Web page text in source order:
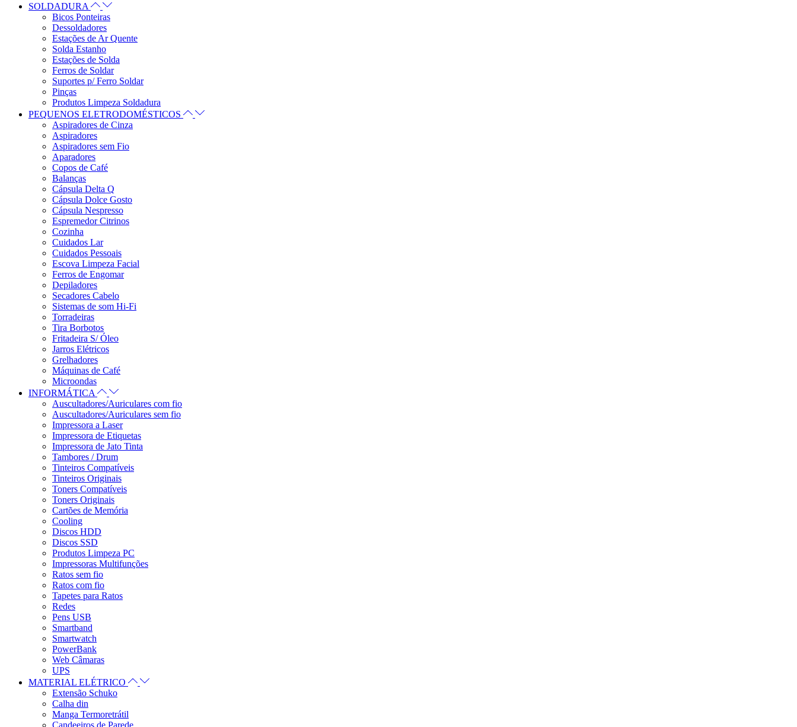
SOLDADURA
Bicos Ponteiras
Dessoldadores
Estações de Ar Quente
Solda Estanho
Estações de Solda
Ferros de Soldar
Suportes p/ Ferro Soldar
Pinças
Produtos Limpeza Soldadura
PEQUENOS ELETRODOMÉSTICOS
Aspiradores de Cinza
Aspiradores
Aspiradores sem Fio
Aparadores
Copos de Café
Balanças
Cápsula Delta Q
Cápsula Dolce Gosto
Cápsula Nespresso
Espremedor Citrinos
Cozinha
Cuidados Lar
Cuidados Pessoais
Escova Limpeza Facial
Ferros de Engomar
Depiladores
Secadores Cabelo
Sistemas de som Hi-Fi
Torradeiras
Tira Borbotos
Fritadeira S/ Óleo
Jarros Elétricos
Grelhadores
Máquinas de Café
Microondas
INFORMÁTICA
Auscultadores/Auriculares com fio
Auscultadores/Auriculares sem fio
Impressora a Laser
Impressora de Etiquetas
Impressora de Jato Tinta
Tambores / Drum
Tinteiros Compatíveis
Tinteiros Originais
Toners Compatíveis
Toners Originais
Cartões de Memória
Cooling
Discos HDD
Discos SSD
Produtos Limpeza PC
Impressoras Multifunções
Ratos sem fio
Ratos com fio
Tapetes para Ratos
Redes
Pens USB
Smartband
Smartwatch
PowerBank
Web Câmaras
UPS
MATERIAL ELÉTRICO
Extensão Schuko
Calha din
Manga Termoretrátil
Candeeiros de Parede